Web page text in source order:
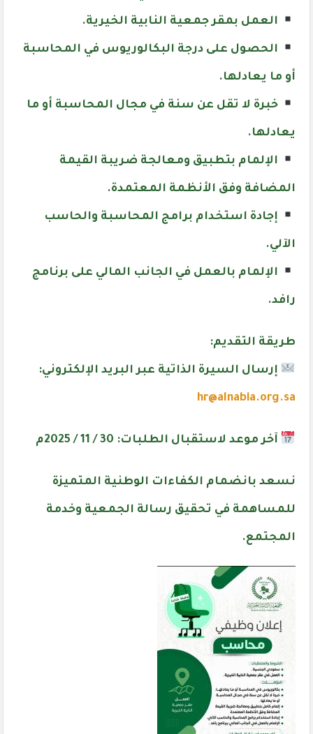
العمل بمقر جمعية النابية الخيرية.
الحصول على درجة البكالوريوس في المحاسبة
أو ما يعادلها.
خبرة لا تقل عن سنة في مجال المحاسبة أو ما
يعادلها.
الإلمام بتطبيق ومعالجة ضريبة القيمة
المضافة وفق الأنظمة المعتمدة.
إجادة استخدام برامج المحاسبة والحاسب
الآلي.
الإلمام بالعمل في الجانب المالي على برنامج
رافد.
طريقة التقديم:
إرسال السيرة الذاتية عبر البريد الإلكتروني:
hr@alnabia.org.sa
آخر موعد لاستقبال الطلبات: 30 / 11 / 2025م
نسعد بانضمام الكفاءات الوطنية المتميزة
للمساهمة في تحقيق رسالة الجمعية وخدمة
المجتمع.